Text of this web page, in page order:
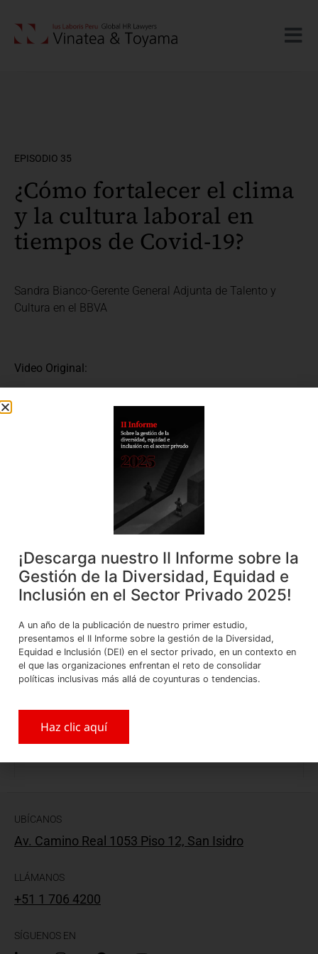
EPISODIO 35
¿Cómo fortalecer el clima
y la cultura laboral en
tiempos de Covid-19?
Sandra Bianco-Gerente General Adjunta de Talento y
Cultura en el BBVA
Video Original:
ESCUCHAR EN:
COMPARTIR CON:
UBÍCANOS
Av. Camino Real 1053 Piso 12, San Isidro
LLÁMANOS
+51 1 706 4200
SÍGUENOS EN
¡Descarga nuestro II Informe sobre la
Gestión de la Diversidad, Equidad e
Inclusión en el Sector Privado 2025!
A un año de la publicación de nuestro primer estudio,
presentamos el II Informe sobre la gestión de la Diversidad,
Equidad e Inclusión (DEI) en el sector privado, en un contexto en
el que las organizaciones enfrentan el reto de consolidar
políticas inclusivas más allá de coyunturas o tendencias.
Haz clic aquí